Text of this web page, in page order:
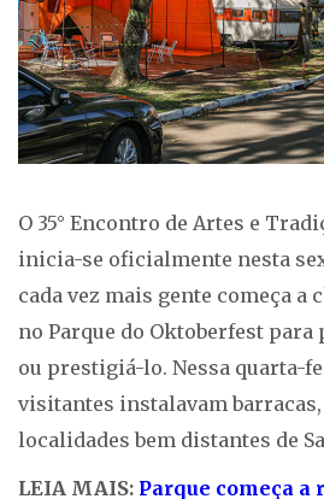
O 35° Encontro de Artes e
inicia-se oficialmente nesta
cada vez mais gente começa a
no Parque do Oktoberfest
ou prestigiá-lo. Nessa quarta-
visitantes instalavam
localidades bem distantes de
LEIA MAIS: Parque começa a